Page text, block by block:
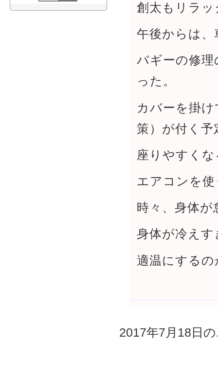
創太もリラ
午後からは、
バギーの修
った。
カバーを掛
策）が付く予
座りやすく
エアコンを
時々、身体
身体が冷え
適温にする
2017年7月18日